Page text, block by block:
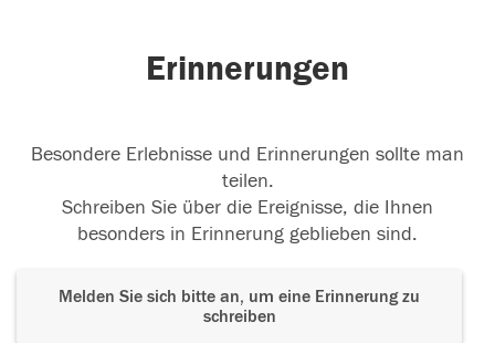
Erinnerungen
Besondere Erlebnisse und Erinnerungen sollte man
teilen.
Schreiben Sie über die Ereignisse, die Ihnen
besonders in Erinnerung geblieben sind.
Melden Sie sich bitte an, um eine Erinnerung zu
schreiben